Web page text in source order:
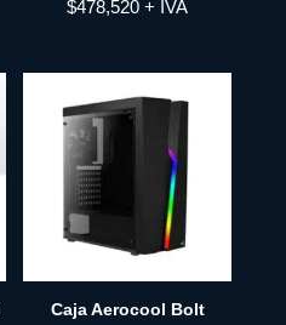
$478,520 + IVA
Caja Aerocool Bolt